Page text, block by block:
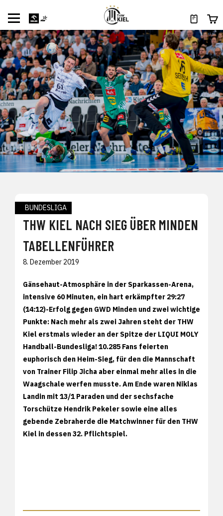
BUNDESLIGA
THW KIEL NACH SIEG ÜBER MINDEN
TABELLENFÜHRER
8. Dezember 2019
Gänsehaut-Atmosphäre in der Sparkassen-Arena,
intensive 60 Minuten, ein hart erkämpfter 29:27
(14:12)-Erfolg gegen GWD Minden und zwei wichtige
Punkte: Nach mehr als zwei Jahren steht der THW
Kiel erstmals wieder an der Spitze der LIQUI MOLY
Handball-Bundesliga! 10.285 Fans feierten
euphorisch den Heim-Sieg, für den die Mannschaft
von Trainer Filip Jicha aber einmal mehr alles in die
Waagschale werfen musste. Am Ende waren Niklas
Landin mit 13/1 Paraden und der sechsfache
Torschütze Hendrik Pekeler sowie eine alles
gebende Zebraherde die Matchwinner für den THW
Kiel in dessen 32. Pflichtspiel.